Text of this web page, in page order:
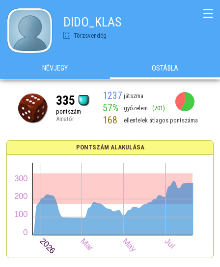
DIDO_KLAS
Törzsvendég
☰
NÉVJEGY OSTÁBLA
335
pontszám
Amatőr
1237 játszma
57% győzelem (701)
168 ellenfelek átlagos pontszáma
PONTSZÁM ALAKULÁSA